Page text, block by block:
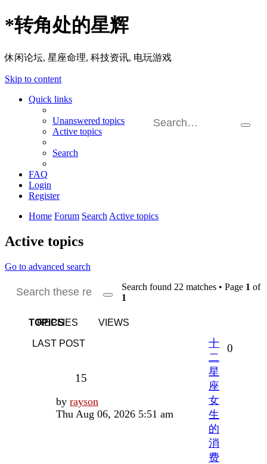
*转角处的星辉
休闲论坛, 星座命理, 科技资讯, 电玩游戏
Skip to content
Quick links
Unanswered topics
Active topics
Search
FAQ
Login
Register
Home Forum Search Active topics
Active topics
Go to advanced search
Search
Advanced
Search found 22 matches • Page 1 of
1
TOPICS
REPLIES VIEWS
LAST POST
十
二
星
座
女
生
的
消
费
0
15
Last
post
by rayson
Thu Aug 06, 2026 5:51 am